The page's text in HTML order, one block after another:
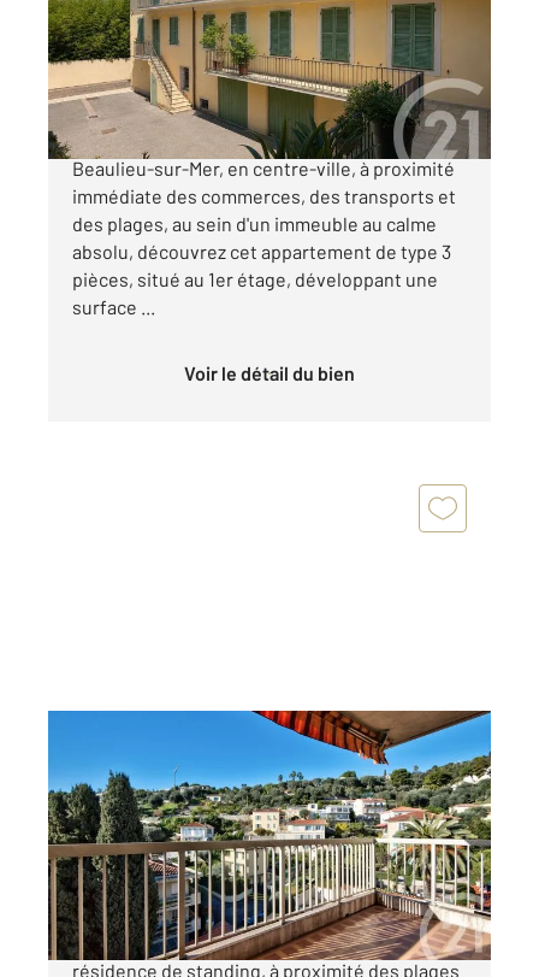
Appartement F3 à vendre
342 000 €
Beaulieu-sur-Mer Centre-ville Au cœur de
Beaulieu-sur-Mer, en centre-ville, à proximité
immédiate des commerces, des transports et
des plages, au sein d'un immeuble au calme
absolu, découvrez cet appartement de type 3
pièces, situé au 1er étage, développant une
surface ...
Voir le détail du bien
47 m , 2 pièces
Ref : 5516
Appartement F2 à vendre
530 000 €
Beaulieu sur mer, au dernier étage d'une
résidence de standing, à proximité des plages